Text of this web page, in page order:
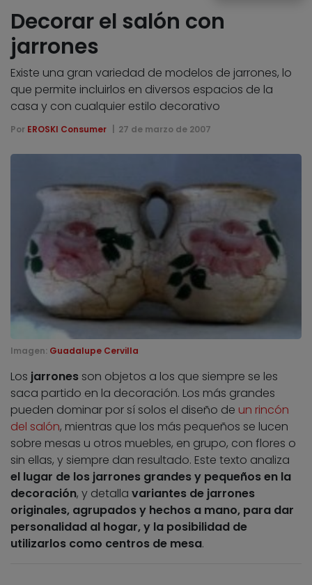
Decorar el salón con
jarrones
Existe una gran variedad de modelos de jarrones, lo
que permite incluirlos en diversos espacios de la
casa y con cualquier estilo decorativo
Por EROSKI Consumer 27 de marzo de 2007
Imagen: Guadalupe Cervilla
Los jarrones son objetos a los que siempre se les
saca partido en la decoración. Los más grandes
pueden dominar por sí solos el diseño de un rincón
del salón, mientras que los más pequeños se lucen
sobre mesas u otros muebles, en grupo, con flores o
sin ellas, y siempre dan resultado. Este texto analiza
el lugar de los jarrones grandes y pequeños en la
decoración, y detalla variantes de jarrones
originales, agrupados y hechos a mano, para dar
personalidad al hogar, y la posibilidad de
utilizarlos como centros de mesa.